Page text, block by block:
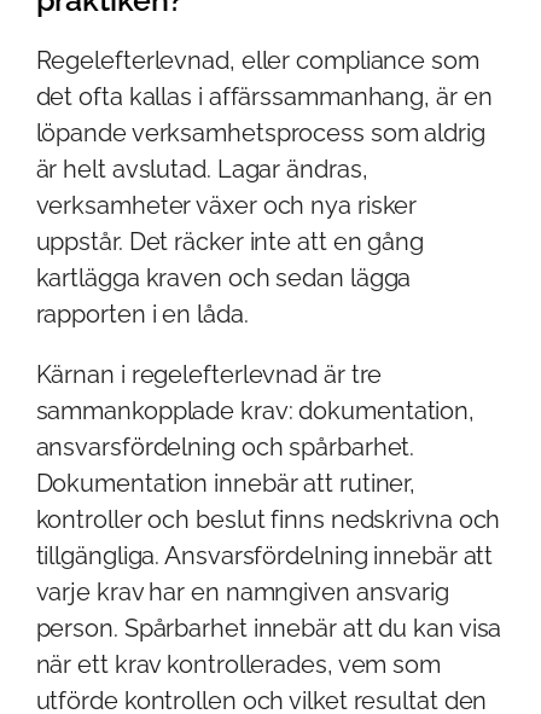
Regelefterlevnad, eller compliance som
det ofta kallas i affärssammanhang, är en
löpande verksamhetsprocess som aldrig
är helt avslutad. Lagar ändras,
verksamheter växer och nya risker
uppstår. Det räcker inte att en gång
kartlägga kraven och sedan lägga
rapporten i en låda.
Kärnan i regelefterlevnad är tre
sammankopplade krav: dokumentation,
ansvarsfördelning och spårbarhet.
Dokumentation innebär att rutiner,
kontroller och beslut finns nedskrivna och
tillgängliga. Ansvarsfördelning innebär att
varje krav har en namngiven ansvarig
person. Spårbarhet innebär att du kan visa
när ett krav kontrollerades, vem som
utförde kontrollen och vilket resultat den